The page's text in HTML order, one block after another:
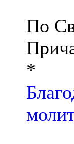
По
*